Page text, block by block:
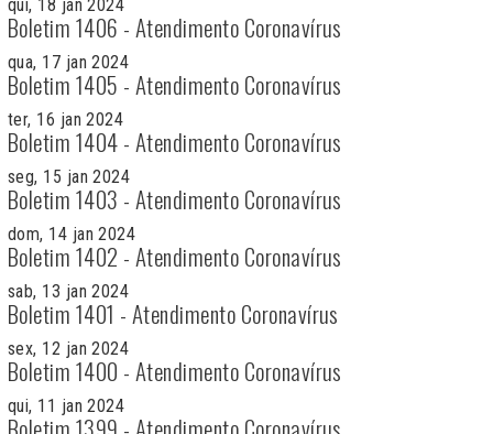
qui, 18 jan 2024
Boletim 1406 - Atendimento Coronavírus
qua, 17 jan 2024
Boletim 1405 - Atendimento Coronavírus
ter, 16 jan 2024
Boletim 1404 - Atendimento Coronavírus
seg, 15 jan 2024
Boletim 1403 - Atendimento Coronavírus
dom, 14 jan 2024
Boletim 1402 - Atendimento Coronavírus
sab, 13 jan 2024
Boletim 1401 - Atendimento Coronavírus
sex, 12 jan 2024
Boletim 1400 - Atendimento Coronavírus
qui, 11 jan 2024